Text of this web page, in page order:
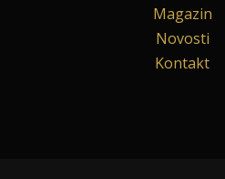
Magazin
Novosti
Kontakt